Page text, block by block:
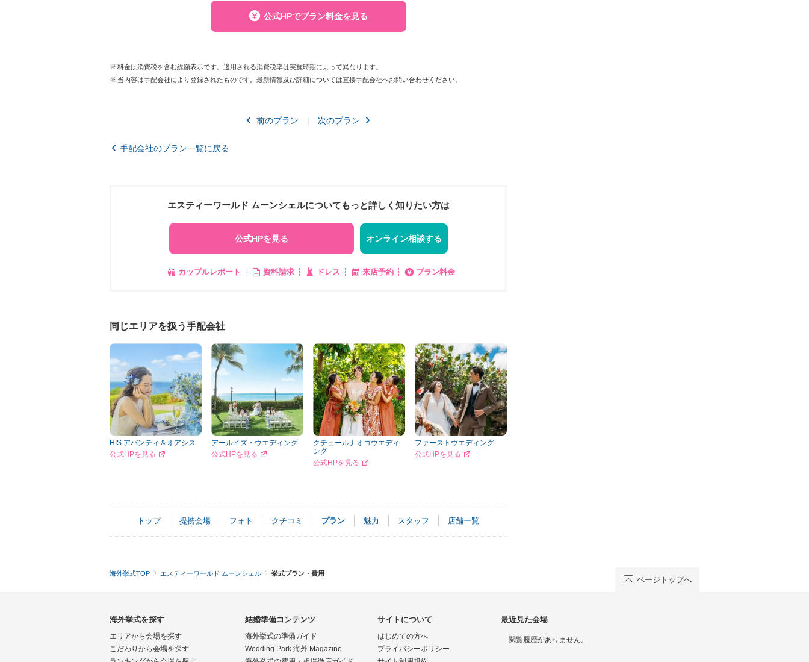
公式HPでプラン料金を見る
料金は消費税を含む総額表示です。適用される消費税率は実施時期によって異なります。
当内容は手配会社により登録されたものです。最新情報及び詳細については直接手配会社へお問い合わせください。
前のプラン 次のプラン
手配会社のプラン一覧に戻る
エスティーワールド ムーンシェルについてもっと詳しく知りたい方は
公式HPを見る オンライン相談する
カップルレポート 資料請求 ドレス 来店予約 プラン料金
同じエリアを扱う手配会社
HIS アバンティ＆オアシス
公式HPを見る
アールイズ・ウエディング
公式HPを見る
クチュールナオコウエディ
ング
公式HPを見る
ファーストウエディング
公式HPを見る
トップ 提携会場 フォト クチコミ プラン 魅力 スタッフ 店舗一覧
海外挙式TOP エスティーワールド ムーンシェル 挙式プラン・費用
海外挙式を探す
エリアから会場を探す
こだわりから会場を探す
結婚準備コンテンツ
海外挙式の準備ガイド
Wedding Park 海外 Magazine
サイトについて
はじめての方へ
プライバシーポリシー
最近見た会場
閲覧履歴がありません。
ページトップへ